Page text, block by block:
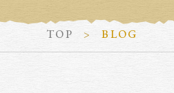
TOP BLOG